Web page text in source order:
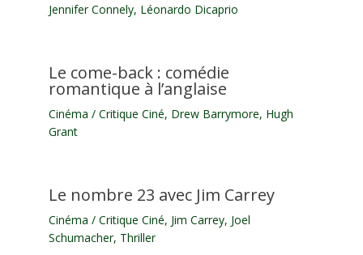
Jennifer Connely, Léonardo Dicaprio
Le come-back : comédie
romantique à l’anglaise
Cinéma / Critique Ciné, Drew Barrymore, Hugh
Grant
Le nombre 23 avec Jim Carrey
Cinéma / Critique Ciné, Jim Carrey, Joel
Schumacher, Thriller